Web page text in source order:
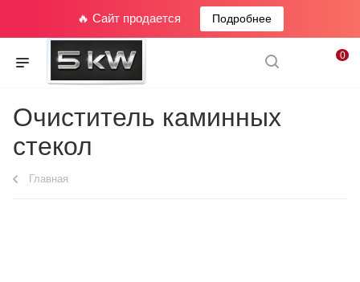
🔥 Сайт продается Подробнее
0
Очиститель каминных
стекол
Главная